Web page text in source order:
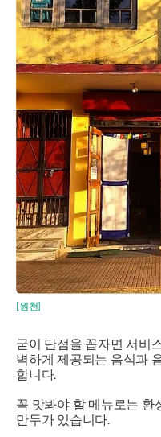
[원천]
굳이 단점을 꼽자면 서비
벽하게 제공되는 음식과
합니다.
꼭 맛봐야 할 메뉴로는 환
만두가 있습니다.